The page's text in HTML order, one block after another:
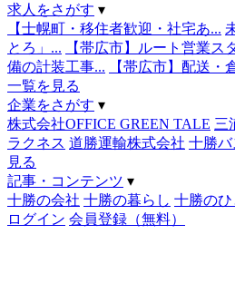
求人をさがす ▾
【士幌町・移住者歓迎・社宅あ...
とろ」...
【帯広市】ルート営業ス
備の計装工事...
【帯広市】配送・
一覧を見る
企業をさがす ▾
株式会社OFFICE GREEN TALE 三
ラクネス 道勝運輸株式会社 十勝
見る
記事・コンテンツ ▾
十勝の会社 十勝の暮らし 十勝のひ
ログイン 会員登録（無料）